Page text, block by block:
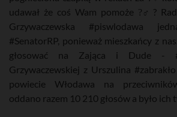
udawał że coś Wam pomoże ?‍♂ ?
Grzywaczewska #piswlodawa
#SenatorRP, ponieważ mieszkańcy z
głosować na Zająca i Dude -
Grzywaczewskiej z Urszulina
powiecie Włodawa na
oddano razem 10 210 głosów a było ich